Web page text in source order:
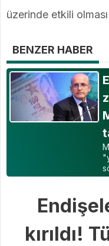
üzerinde etkili
BENZER HABER
kırıldı!